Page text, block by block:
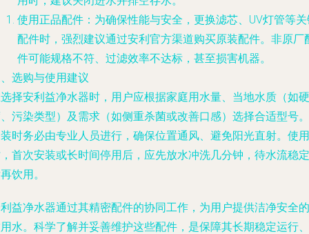
使用正品配件 ：为确保性能与安全，更换滤芯、UV灯管等
配件时，强烈建议通过安利官方渠道购买原装配件。非原厂
件可能规格不符、过滤效率不达标，甚至损害机器。
选购与使用建议
择安利益净水器时，用户应根据家庭用水量、当地水质（如硬
污染类型）及需求（如侧重杀菌或改善口感）选择合适型号。
时务必由专业人员进行，确保位置通风、避免阳光直射。使用
首次安装或长时间停用后，应先放水冲洗几分钟，待水流稳定
饮用。
益净水器通过其精密配件的协同工作，为用户提供洁净安全的
水。科学了解并妥善维护这些配件，是保障其长期稳定运行、